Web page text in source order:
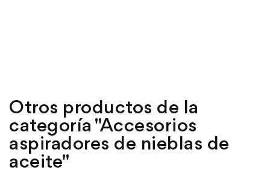
Otros productos de la
categoría "Accesorios
aspiradores de nieblas de
aceite"